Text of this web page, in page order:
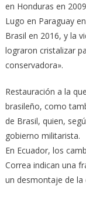
en Honduras en
Lugo en Paraguay
Brasil en 2016, y la
lograron cristalizar
conservadora».
Restauración a la
brasileño, como
de Brasil, quien,
gobierno militarista.
En Ecuador, los
Correa indican una
un desmontaje de la